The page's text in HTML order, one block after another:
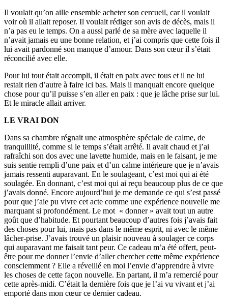
Il voulait qu’on aille ensemble acheter son cercueil, car il voulait
voir où il allait reposer. Il voulait rédiger son avis de décès, mais il
n’a pas eu le temps. On a aussi parlé de sa mère avec laquelle il
n’avait jamais eu une bonne relation, et j’ai compris que cette fois il
lui avait pardonné son manque d’amour. Dans son cœur il s’était
réconcilié avec elle.
Pour lui tout était accompli, il était en paix avec tous et il ne lui
restait rien d’autre à faire ici bas. Mais il manquait encore quelque
chose pour qu’il puisse s’en aller en paix : que je lâche prise sur lui.
Et le miracle allait arriver.
LE VRAI DON
Dans sa chambre régnait une atmosphère spéciale de calme, de
tranquillité, comme si le temps s’était arrêté. Il avait chaud et j’ai
rafraîchi son dos avec une lavette humide, mais en le faisant, je me
suis sentie rempli d’une paix et d’un calme intérieure que je n’avais
jamais ressenti auparavant. En le soulageant, c’est moi qui ai été
soulagée. En donnant, c’est moi qui ai reçu beaucoup plus de ce que
j’avais donné. Encore aujourd’hui je me demande ce qui s’est passé
pour que j’aie pu vivre cet acte comme une expérience nouvelle me
marquant si profondément. Le mot « donner » avait tout un autre
goût que d’habitude. Et pourtant beaucoup d’autres fois j’avais fait
des choses pour lui, mais pas dans le même esprit, ni avec le même
lâcher-prise. J’avais trouvé un plaisir nouveau à soulager ce corps
qui auparavant me faisait tant peur. Ce cadeau m’a été offert, peut-
être pour me donner l’envie d’aller chercher cette même expérience
consciemment ? Elle a réveillé en moi l’envie d’apprendre à vivre
les choses de cette façon nouvelle. En partant, il m’a remercié pour
cette après-midi. C’était la dernière fois que je l’ai vu vivant et j’ai
emporté dans mon cœur ce dernier cadeau.